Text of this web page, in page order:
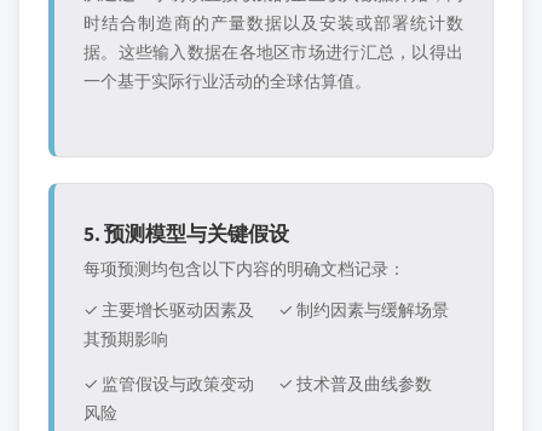
时结合制造商的产量数据以及安装或部署统计数
据。这些输入数据在各地区市场进行汇总，以得出
一个基于实际行业活动的全球估算值。
5. 预测模型与关键假设
每项预测均包含以下内容的明确文档记录：
✓ 主要增长驱动因素及
其预期影响
✓ 制约因素与缓解场景
✓ 监管假设与政策变动
风险
✓ 技术普及曲线参数